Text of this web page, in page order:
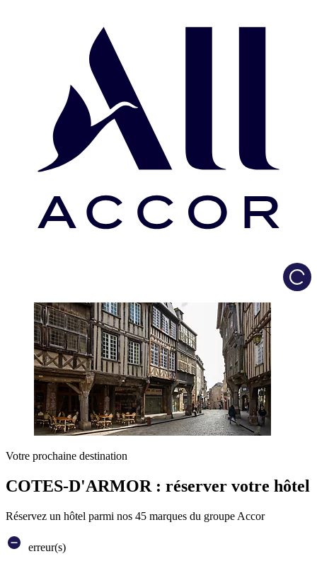
Votre prochaine destination
COTES-D'ARMOR : réserver votre hôtel
Réservez un hôtel parmi nos 45 marques du groupe Accor
erreur(s)